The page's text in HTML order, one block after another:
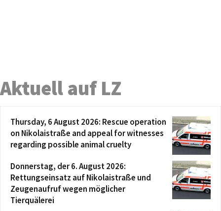
Aktuell auf LZ
Thursday, 6 August 2026: Rescue operation
on Nikolaistraße and appeal for witnesses
regarding possible animal cruelty
Donnerstag, der 6. August 2026:
Rettungseinsatz auf Nikolaistraße und
Zeugenaufruf wegen möglicher
Tierquälerei